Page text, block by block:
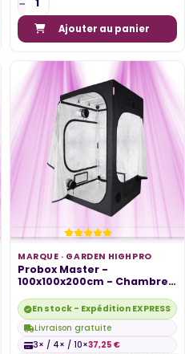
Ajouter au panier
MARQUE · GARDEN HIGHPRO
Probox Master -
100x100x200cm - Chambre
En stock - Expédition EXPRESS
Livraison gratuite
3× / 4× / 10×37,25 €